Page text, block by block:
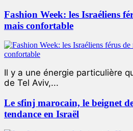
Fashion Week: les Israéliens
mais confortable
Il y a une énergie particulière
de Tel Aviv,...
Le sfinj marocain, le beignet
tendance en Israël